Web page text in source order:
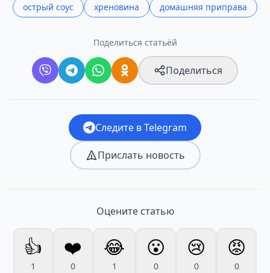
острый соус хреновина домашняя приправа
Поделиться статьёй
Поделиться
Следите в Telegram
Прислать новость
Оцените статью
👍
1
❤️
0
😂
1
😮
0
😢
0
😡
0